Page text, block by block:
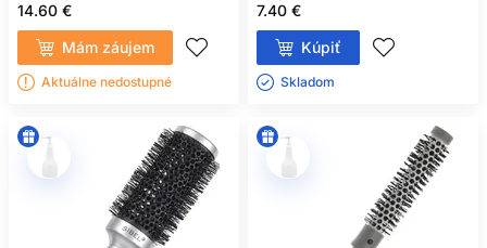
14.60 €
Mám záujem
Aktuálne nedostupné
7.40 €
Kúpiť
Skladom ㅤ